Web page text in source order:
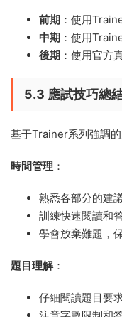
前期 ：使用
中期 ：使用
後期 ：使用官方
5.3 應試技巧總
基于Trainer系列強調
時間管理 ：
熟悉各部分的建
訓練快速閱讀和
學會放棄難題，
題目理解：
仔細閱讀題目要